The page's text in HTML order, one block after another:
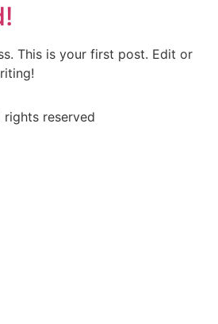
This is your first post. Edit or
rights reserved